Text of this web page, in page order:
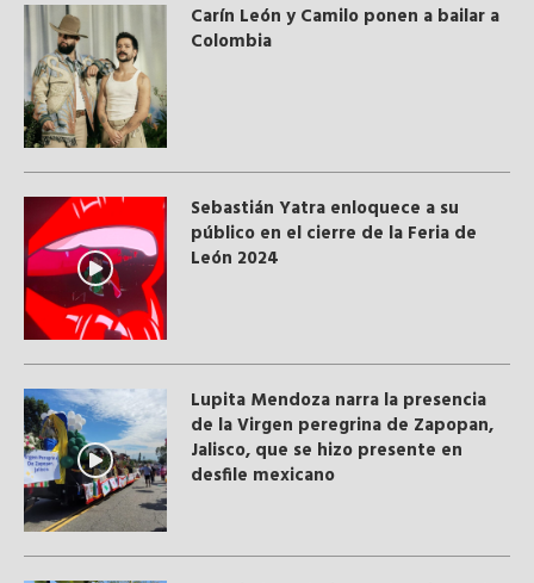
Carín León y Camilo ponen a bailar a
Colombia
Sebastián Yatra enloquece a su
público en el cierre de la Feria de
León 2024
Lupita Mendoza narra la presencia
de la Virgen peregrina de Zapopan,
Jalisco, que se hizo presente en
desfile mexicano